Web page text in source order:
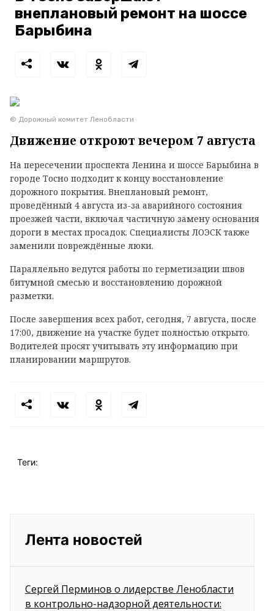
внеплановый ремонт на шоссе
Барыбина
© Дорожный комитет Ленобласти
Движение откроют вечером 7 августа
На пересечении проспекта Ленина и шоссе Барыбина в
городе Тосно подходит к концу восстановление
дорожного покрытия. Внеплановый ремонт,
проведённый 4 августа из-за аварийного состояния
проезжей части, включал частичную замену основания
дороги в местах просадок. Специалисты ЛОЭСК также
заменили повреждённые люки.
Параллельно ведутся работы по герметизации швов
битумной смесью и восстановлению дорожной
разметки.
После завершения всех работ, сегодня, 7 августа, после
17:00, движение на участке будет полностью открыто.
Водителей просят учитывать эту информацию при
планировании маршрутов.
Теги:
Лента новостей
Сергей Перминов о лидерстве Ленобласти
в контрольно-надзорной деятельности: